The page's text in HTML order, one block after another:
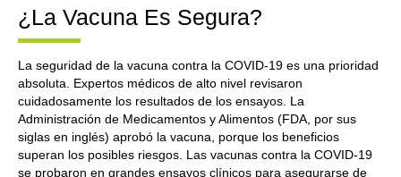
¿La Vacuna Es Segura?
La seguridad de la vacuna contra la COVID-19 es una prioridad
absoluta. Expertos médicos de alto nivel revisaron
cuidadosamente los resultados de los ensayos. La
Administración de Medicamentos y Alimentos (FDA, por sus
siglas en inglés) aprobó la vacuna, porque los beneficios
superan los posibles riesgos. Las vacunas contra la COVID-19
se probaron en grandes ensayos clínicos para asegurarse de